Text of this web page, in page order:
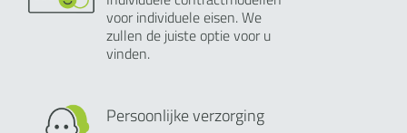
voor individuele eisen. We
zullen de juiste optie voor u
vinden.
Persoonlijke verzorging